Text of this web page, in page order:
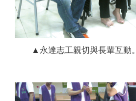
▲永達志工親切與長輩互動。